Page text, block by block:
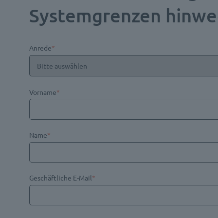
Systemgrenzen
Anrede*
Vorname*
Name*
Geschäftliche E-Mail*